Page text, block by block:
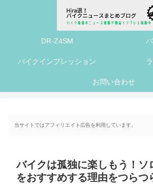
DR-Z4SM
バイクインプレッション
お問い合わせ
当サイトではアフィリエイト広告を利用しています。
バイクは孤独に楽しもう！ソ
をおすすめする理由をつらつ